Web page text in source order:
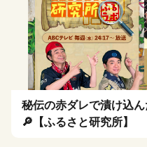
秘伝の赤ダレで漬け込
🔎【ふるさと研究所】